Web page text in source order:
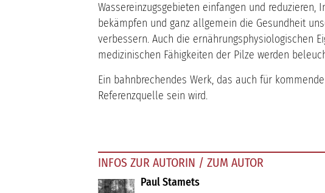
Wassereinzugsgebieten einfangen und reduzieren,
bekämpfen und ganz allgemein die Gesundheit
verbessern. Auch die ernährungsphysiologischen
medizinischen Fähigkeiten der Pilze werden
Ein bahnbrechendes Werk, das auch für
Referenzquelle sein wird.
INFOS ZUR AUTORIN / ZUM AUTOR
Paul Stamets